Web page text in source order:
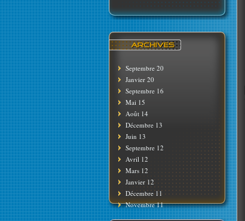
Septembre 20
Janvier 20
Septembre 16
Mai 15
Août 14
Décembre 13
Juin 13
Septembre 12
Avril 12
Mars 12
Janvier 12
Décembre 11
Novembre 11